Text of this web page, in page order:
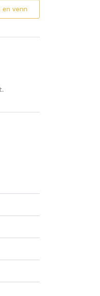
en venn